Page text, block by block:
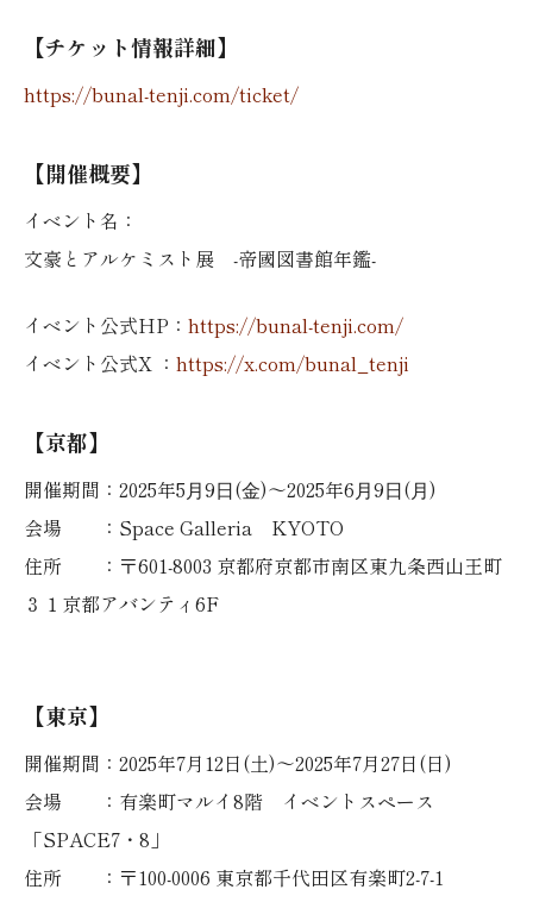
【チケット情報詳細】
https://bunal-tenji.com/ticket/
【開催概要】
イベント名：
文豪とアルケミスト展 -帝國図書館年鑑-
イベント公式HP： https://bunal-tenji.com/
イベント公式X ： https://x.com/bunal_tenji
【京都】
開催期間：2025年5⽉9⽇(⾦)〜2025年6⽉9⽇(⽉)
会場 ：Space Galleria KYOTO
住所 ：〒601-8003 京都府京都市南区東九条西山王町
３１京都アバンティ6F
【東京】
開催期間：2025年7月12日(土)～2025年7月27日(日)
会場 ：有楽町マルイ8階 イベントスペース
「SPACE7・8」
住所 ：〒100-0006 東京都千代田区有楽町2-7-1